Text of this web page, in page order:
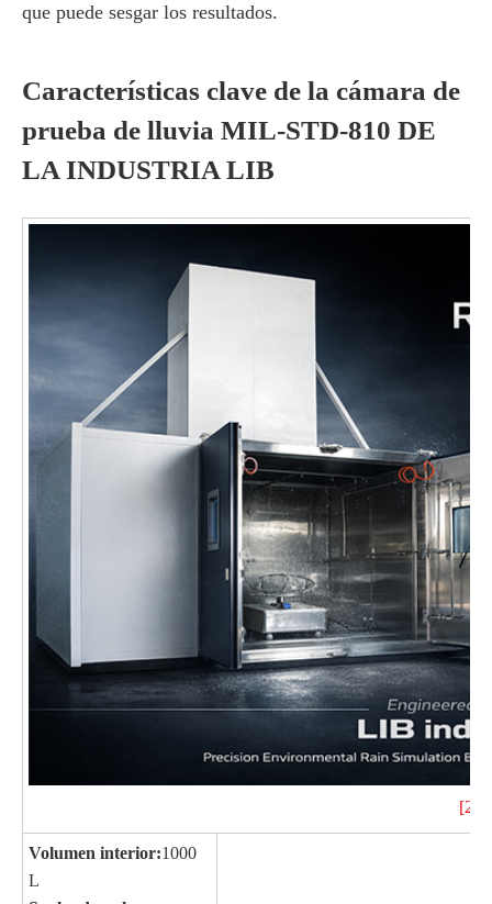
que puede sesgar los resultados.
Características clave de la cámara de
prueba de lluvia MIL-STD-810 DE
LA INDUSTRIA LIB
[2]
Volumen interior:1000
L